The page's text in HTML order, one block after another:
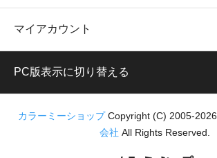
マイアカウント
PC版表示に切り替える
カラーミーショップ Copyright (C) 2005-2026
会社 All Rights Reserved.